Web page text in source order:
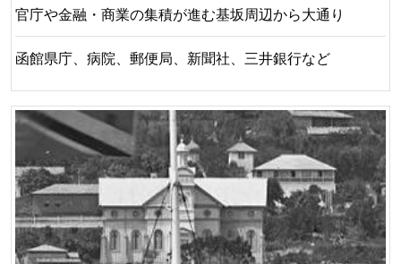
官庁や金融・商業の集積が進む基坂周辺から大通り
函館県庁、病院、郵便局、新聞社、三井銀行など